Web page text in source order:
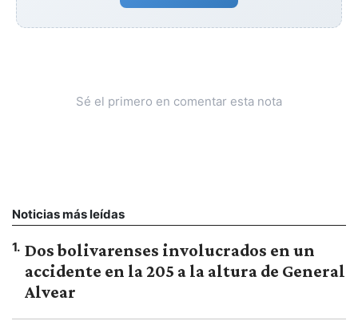
Sé el primero en comentar esta nota
Noticias más leídas
1. Dos bolivarenses involucrados en un
accidente en la 205 a la altura de General
Alvear